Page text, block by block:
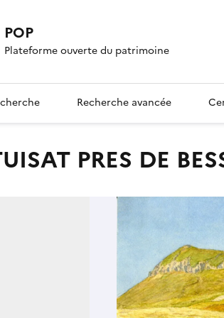
POP
Plateforme ouverte du patrimoine
Recherche avancée
PRES DE